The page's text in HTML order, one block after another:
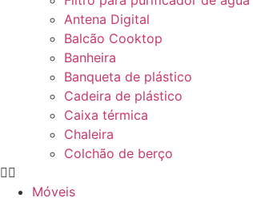
Antena Digital
Balcão Cooktop
Banheira
Banqueta de plástico
Cadeira de plástico
Caixa térmica
Chaleira
Colchão de berço
Móveis